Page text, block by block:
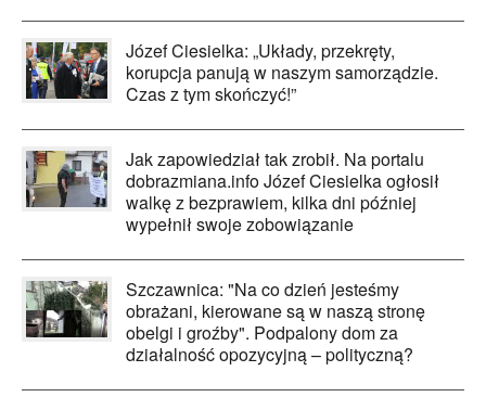
Józef Ciesielka: „Układy, przekręty,
korupcja panują w naszym samorządzie.
Czas z tym skończyć!”
Jak zapowiedział tak zrobił. Na portalu
dobrazmiana.info Józef Ciesielka ogłosił
walkę z bezprawiem, kilka dni później
wypełnił swoje zobowiązanie
Szczawnica: "Na co dzień jesteśmy
obrażani, kierowane są w naszą stronę
obelgi i groźby". Podpalony dom za
działalność opozycyjną – polityczną?